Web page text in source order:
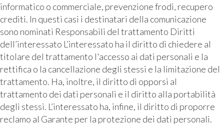
informatico o commerciale, prevenzione frodi, recupero
crediti. In questi casi i destinatari della comunicazione
sono nominati Responsabili del trattamento Diritti
dell’interessato L’interessato ha il diritto di chiedere al
titolare del trattamento l'accesso ai dati personali e la
rettifica o la cancellazione degli stessi e la limitazione del
trattamento. Ha, inoltre, il diritto di opporsi al
trattamento dei dati personali e il diritto alla portabilità
degli stessi. L’interessato ha, infine, il diritto di proporre
reclamo al Garante per la protezione dei dati personali.